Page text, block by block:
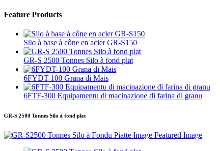
Feature Products
Silo à base à cône en acier GR-S150
GR-S 2500 Tonnes Silo à fond plat
6FYDT-100 Grana di Mais
6FTF-300 Equipamentu di macinazione di farina di granu
GR-S 2500 Tonnes Silo à fond plat